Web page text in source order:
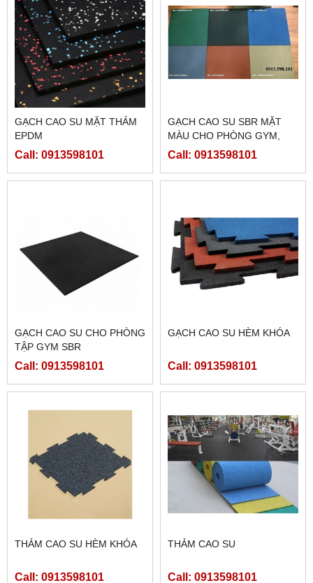
GẠCH CAO SU MẶT THẢM
EPDM
Call: 0913598101
GẠCH CAO SU SBR MẶT
MÀU CHO PHÒNG GYM,
SÂN CHƠI
Call: 0913598101
GẠCH CAO SU CHO PHÒNG
TẬP GYM SBR
Call: 0913598101
GẠCH CAO SU HÈM KHÓA
Call: 0913598101
THẢM CAO SU HÈM KHÓA
Call: 0913598101
THẢM CAO SU
Call: 0913598101